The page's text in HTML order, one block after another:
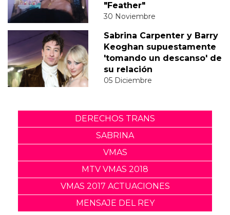
"Feather"
30 Noviembre
Sabrina Carpenter y Barry
Keoghan supuestamente
'tomando un descanso' de
su relación
05 Diciembre
DERECHOS TRANS
SABRINA
VMAS
MTV VMAS 2018
VMAS 2017 ACTUACIONES
MENSAJE DEL REY